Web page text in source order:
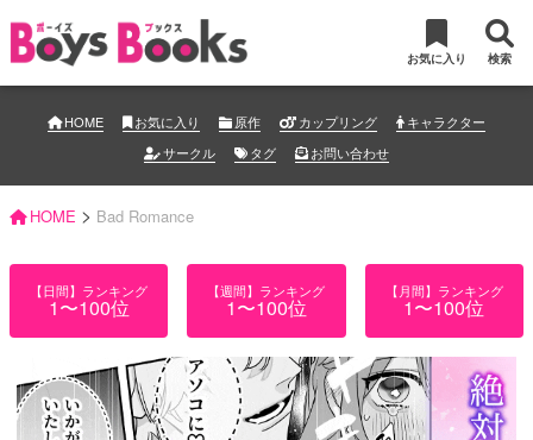
お気に入り 検索
HOME お気に入り 原作 カップリング
キャラクター
サークル
タグ お問い合わせ
HOME > Bad Romance
【日間】ランキング
1〜100位
【週間】ランキング
1〜100位
【月間】ランキング
1〜100位